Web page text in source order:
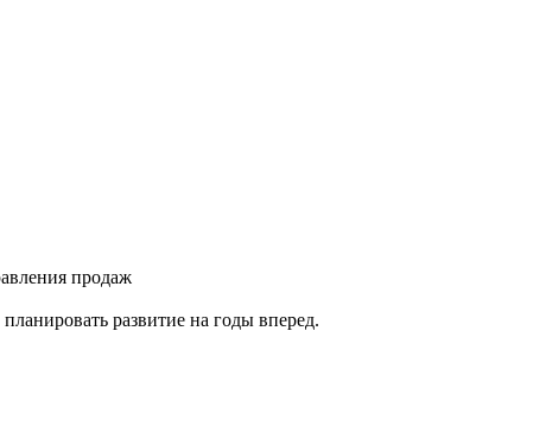
продаж
развитие на годы вперед.